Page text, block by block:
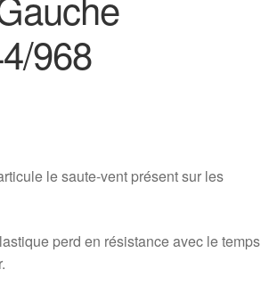
968
le saute-vent présent sur les
perd en résistance avec le temps